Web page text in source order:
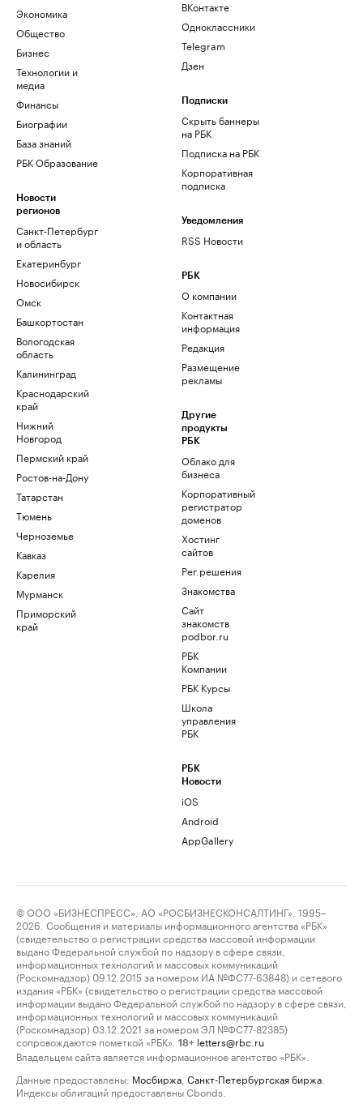
Экономика
Общество
Бизнес
Технологии и
медиа
Финансы
Биографии
База знаний
РБК Образование
Новости
регионов
Санкт-Петербург
и область
Екатеринбург
Новосибирск
Омск
Башкортостан
Вологодская
область
Калининград
Краснодарский
край
Нижний
Новгород
Пермский край
Ростов-на-Дону
Татарстан
Тюмень
Черноземье
Кавказ
Карелия
Мурманск
Приморский
край
ВКонтакте
Одноклассники
Telegram
Дзен
Подписки
Скрыть баннеры
на РБК
Подписка на РБК
Корпоративная
подписка
Уведомления
RSS Новости
РБК
О компании
Контактная
информация
Редакция
Размещение
рекламы
Другие
продукты
РБК
Облако для
бизнеса
Корпоративный
регистратор
доменов
Хостинг
сайтов
Рег.решения
Знакомства
Сайт
знакомств
podbor.ru
РБК
Компании
РБК Курсы
Школа
управления
РБК
РБК
Новости
iOS
Android
AppGallery
© ООО «БИЗНЕСПРЕСС», АО «РОСБИЗНЕСКОНСАЛТИНГ», 1995–
2026. Сообщения и материалы информационного агентства «РБК»
(свидетельство о регистрации средства массовой информации
выдано Федеральной службой по надзору в сфере связи,
информационных технологий и массовых коммуникаций
(Роскомнадзор) 09.12.2015 за номером ИА №ФС77-63848) и сетевого
издания «РБК» (свидетельство о регистрации средства массовой
информации выдано Федеральной службой по надзору в сфере связи,
информационных технологий и массовых коммуникаций
(Роскомнадзор) 03.12.2021 за номером ЭЛ №ФС77-82385)
сопровождаются пометкой «РБК».
18+ letters@rbc.ru
Владельцем сайта является информационное агентство «РБК».
Данные предоставлены: Мосбиржа Санкт-Петербургская биржа
Индексы облигаций предоставлены Cbonds.